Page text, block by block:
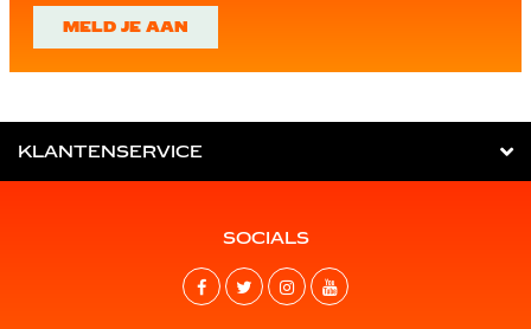
MELD JE AAN
KLANTENSERVICE
SOCIALS